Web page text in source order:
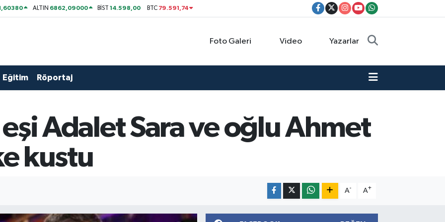
ALTIN 6862,09000 BİST14.598,00 BTC 79.591,74
Foto Galeri Video Yazarlar
Eğitim Röportaj
eşi Adalet Sara ve oğlu Ahmet
kustu
A- A+